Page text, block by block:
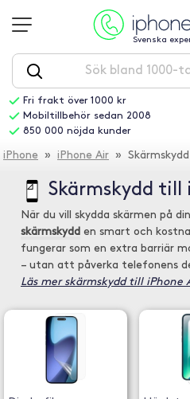
Svenska
Fri frakt över 1000 kr
Mobiltillbehör sedan 2008
850 000 nöjda kunder
iPhone » iPhone Air » Skärmskydd
Skärmskydd till
När du vill skydda skärmen på din
skärmskydd en smart och
fungerar som en extra barriär
– utan att påverka telefonens
Läs mer skärmskydd till iPhone